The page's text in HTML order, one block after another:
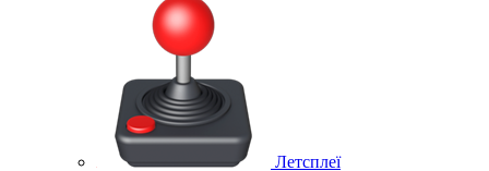
Летсплеї